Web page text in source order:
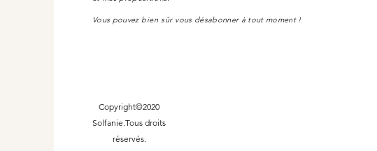
Vous pouvez bien sûr vous désabonner à tout moment !
Copyright©2020
Solfanie.Tous droits
réservés.